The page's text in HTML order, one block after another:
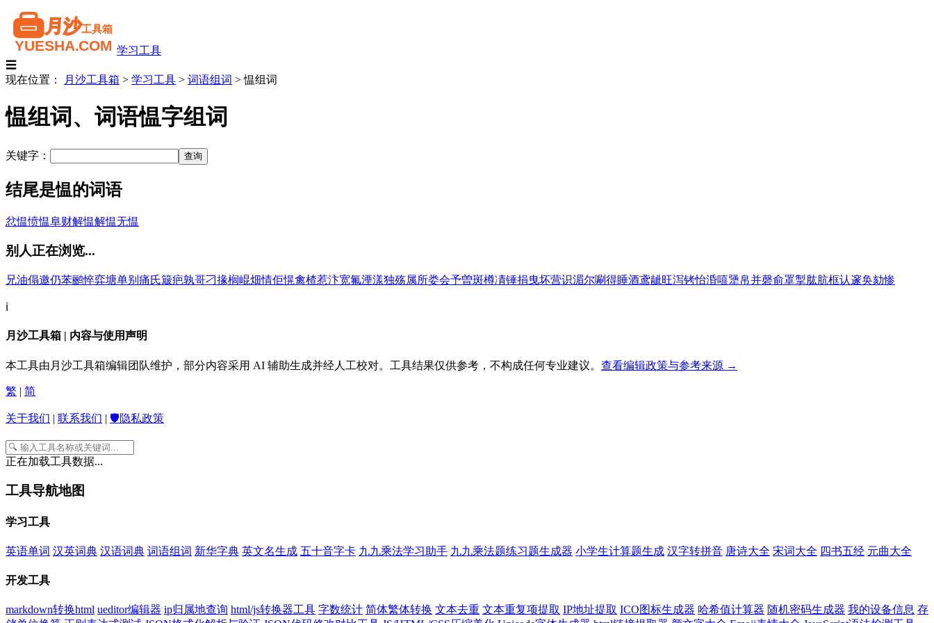
学习工具
☰
现在位置：
月沙工具箱 > 学习工具 > 词语组词 > 愠组词
愠组词、词语愠字组词
关键字：
结尾是愠的词语
忿愠愤愠阜财解愠解愠无愠
别人正在浏览...
兄油傝邀仍苯鹂悴弈塘单别 痛氏簸疤孰哥刁掾榈崐畑情佢愰禽楂惹汴宽氟湮漾独殇属所娄会予曽斑樽凊锤捐曳坏营识湄尔唰得睡酒鸢龇旺泻铐怡涽嘻犟帛并磬俞罩掣 肱肮框认邃奂劾惨
ℹ️
月沙工具箱 | 内容与使用声明
本工具由月沙工具箱编辑团队维护，部分内容采用 AI 辅助生成并经人工校对。工具结果仅供参考，不构成任何专业建议。 查看编辑政策与参考来源 →
繁 | 简
关于我们 | 联系我们 | 🛡️隐私政策
正在加载工具数据...
工具导航地图
学习工具
英语单词 汉英词典 汉语词典 词语组词 新华字典 英文名生成 五十音字卡 九九乘法学习助手 九九乘法题练习题生成器 小学生计算题生成 汉字转拼音 唐诗大全 宋词大全 四书五经 元曲大全
开发工具
markdown转换html ueditor编辑器 ip归属地查询 html/js转换器工具 字数统计 简体繁体转换 文本去重 文本重复项提取 IP地址提取 ICO图标生成器 哈希值计算器 随机密码生成器 我的设备信息 存